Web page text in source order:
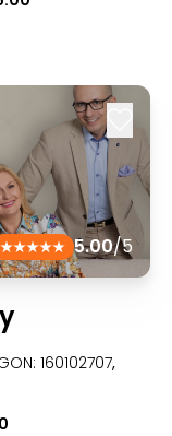
5.00/5
160102707,